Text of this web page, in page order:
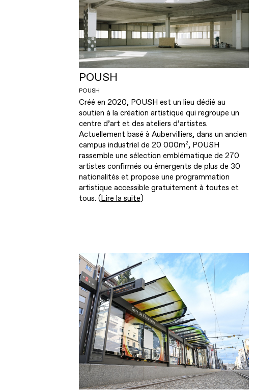
POUSH
POUSH
Créé en 2020, POUSH est un lieu dédié au
soutien à la création artistique qui regroupe un
centre d’art et des ateliers d’artistes.
Actuellement basé à Aubervilliers, dans un ancien
campus industriel de 20 000m², POUSH
rassemble une sélection emblématique de 270
artistes confirmés ou émergents de plus de 30
nationalités et propose une programmation
artistique accessible gratuitement à toutes et
tous. (Lire la suite)